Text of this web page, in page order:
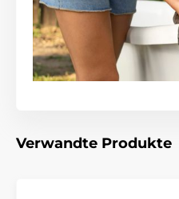
Verwandte Produkte